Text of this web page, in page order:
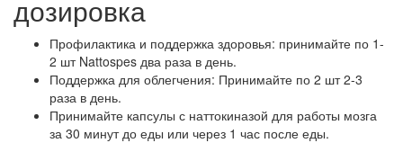
дозировка
Профилактика и поддержка здоровья: принимайте по 1-
2 шт Nattospes два раза в день.
Поддержка для облегчения: Принимайте по 2 шт 2-3
раза в день.
Принимайте капсулы с наттокиназой для работы мозга
за 30 минут до еды или через 1 час после еды.